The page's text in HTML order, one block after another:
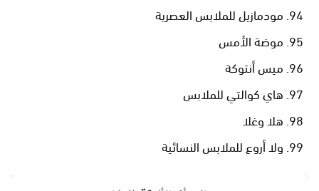
مودمازيل للملابس العصرية
موضة الأمس
ميس أنتوكة
هاي كوالتي للملابس
هلا وغلا
ولا أروع للملابس النسائية